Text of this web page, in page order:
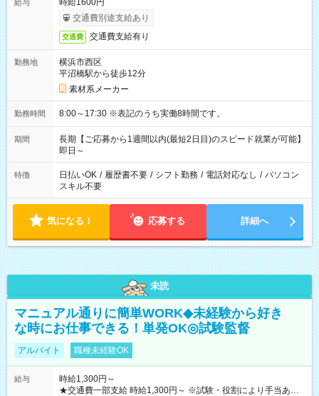
給与
時給1600円
交通費別途支給あり
交通費 交通費支給有り
勤務地
横浜市西区
平沼橋駅から徒歩12分
素材系メーカー
勤務時間 8:00～17:30 ※表記のうち実働8時間です。
期間
長期【ご応募から1週間以内(最短2日目)のスピード就業が可能】
即日～
特徴 日払いOK / 履歴書不要 / シフト勤務 / 電話対応なし / パソコン
スキル不要
気になる！ 応募する 詳細へ
未読
マニュアル通りに簡単WORK◆未経験から好き
な時にお仕事できる！単発OK◎試験監督
アルバイト 職種未経験OK
給与
時給1,300円～
★交通費一部支給 時給1,300円～ ※試験・役割により手当あり